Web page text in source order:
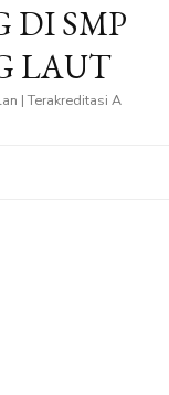
DI SMP
LAUT
| Terakreditasi A